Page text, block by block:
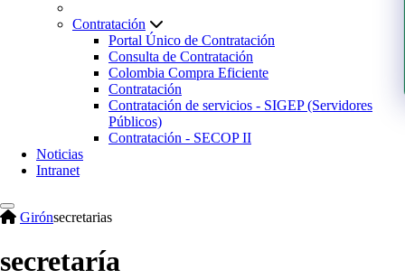
Contratación
Portal Único de Contratación
Consulta de Contratación
Colombia Compra Eficiente
Contratación
Contratación de servicios - SIGEP (Servidores
Públicos)
Contratación - SECOP II
Noticias
Intranet
Girónsecretarias
secretaría